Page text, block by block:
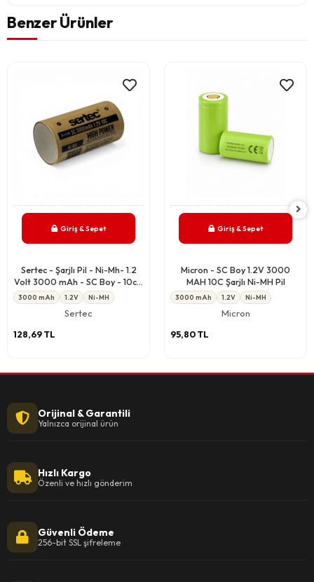
Benzer Ürünler
Giriş & Sepet
Sertec - Şarjlı Pil - Ni-Mh- 1.2
Volt 3000 mAh - SC Boy - 10c -
Başsız
3000 mAh 1.2V Ni-MH
Sertec
128,69 TL
Giriş & Sepet
Micron - SC Boy 1.2V 3000
MAH 10C Şarjlı Ni-MH Pil
3000 mAh 1.2V Ni-MH
Micron
95,80 TL
Orijinal & Garantili
Yalnızca orijinal ürün
Hızlı Kargo
Özenli ve hızlı gönderim
Güvenli Ödeme
256-bit SSL şifreleme